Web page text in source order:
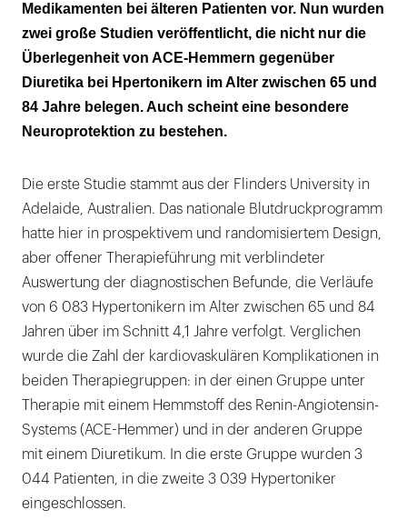
Weniger Demenzen
Kommentar
Medikamenten bei älteren Patienten vor. Nun wurden
zwei große Studien veröffentlicht, die nicht nur die
Überlegenheit von ACE-Hemmern gegenüber
Diuretika bei Hpertonikern im Alter zwischen 65 und
84 Jahre belegen. Auch scheint eine besondere
Neuroprotektion zu bestehen.
Die erste Studie stammt aus der Flinders University in
Adelaide, Australien. Das nationale Blutdruckprogramm
hatte hier in prospektivem und randomisiertem Design,
aber offener Therapieführung mit verblindeter
Auswertung der diagnostischen Befunde, die Verläufe
von 6 083 Hypertonikern im Alter zwischen 65 und 84
Jahren über im Schnitt 4,1 Jahre verfolgt. Verglichen
wurde die Zahl der kardiovaskulären Komplikationen in
beiden Therapiegruppen: in der einen Gruppe unter
Therapie mit einem Hemmstoff des Renin-Angiotensin-
Systems (ACE-Hemmer) und in der anderen Gruppe
mit einem Diuretikum. In die erste Gruppe wurden 3
044 Patienten, in die zweite 3 039 Hypertoniker
eingeschlossen.